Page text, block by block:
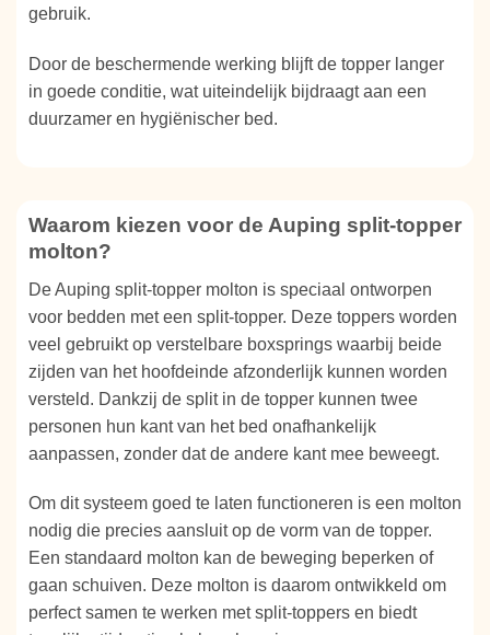
gebruik.
Door de beschermende werking blijft de topper langer
in goede conditie, wat uiteindelijk bijdraagt aan een
duurzamer en hygiënischer bed.
Waarom kiezen voor de Auping split-topper
molton?
De Auping split-topper molton is speciaal ontworpen
voor bedden met een split-topper. Deze toppers worden
veel gebruikt op verstelbare boxsprings waarbij beide
zijden van het hoofdeinde afzonderlijk kunnen worden
versteld. Dankzij de split in de topper kunnen twee
personen hun kant van het bed onafhankelijk
aanpassen, zonder dat de andere kant mee beweegt.
Om dit systeem goed te laten functioneren is een molton
nodig die precies aansluit op de vorm van de topper.
Een standaard molton kan de beweging beperken of
gaan schuiven. Deze molton is daarom ontwikkeld om
perfect samen te werken met split-toppers en biedt